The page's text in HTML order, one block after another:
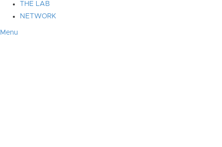
THE LAB
NETWORK
Menu